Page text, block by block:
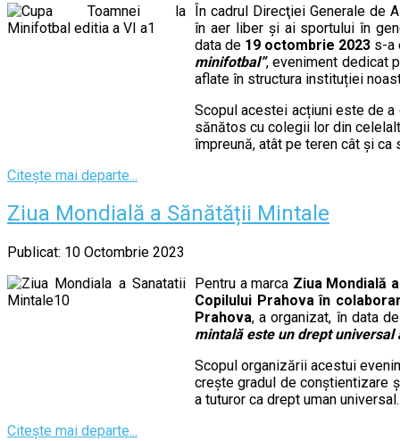
În cadrul Direcţiei Generale de
în aer liber și ai sportului în
data de 19 octombrie 2023 s-a
minifotbal”, eveniment dedicat
aflate în structura instituției
Scopul acestei acțiuni este de
sănătos cu colegii lor din
împreună, atât pe teren cât și ca
Citește mai departe...
Ziua Mondială a Sănătății Mintale
Publicat: 10 Octombrie 2023
Pentru a marca Ziua Mondială
Copilului Prahova în
Prahova, a organizat, în data
mintală este un drept universal
Scopul organizării acestui
crește gradul de conștientizare
a tuturor ca drept uman universal.
Citește mai departe...